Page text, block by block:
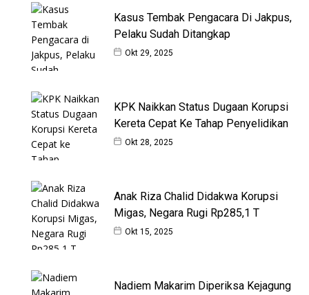
Kasus Tembak Pengacara Di Jakpus,
Pelaku Sudah Ditangkap
Okt 29, 2025
KPK Naikkan Status Dugaan Korupsi
Kereta Cepat Ke Tahap Penyelidikan
Okt 28, 2025
Anak Riza Chalid Didakwa Korupsi
Migas, Negara Rugi Rp285,1 T
Okt 15, 2025
Nadiem Makarim Diperiksa Kejagung